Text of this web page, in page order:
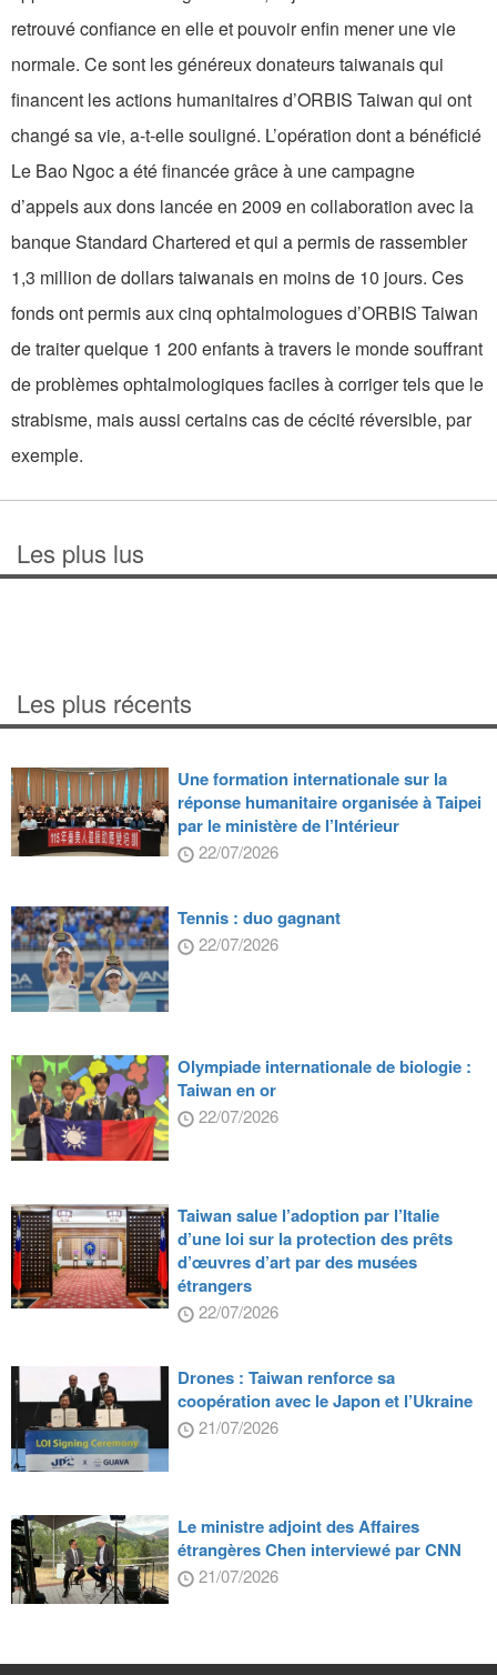
retrouvé confiance en elle et pouvoir enfin mener une vie
normale. Ce sont les généreux donateurs taiwanais qui
financent les actions humanitaires d’ORBIS Taiwan qui ont
changé sa vie, a-t-elle souligné. L’opération dont a bénéficié
Le Bao Ngoc a été financée grâce à une campagne
d’appels aux dons lancée en 2009 en collaboration avec la
banque Standard Chartered et qui a permis de rassembler
1,3 million de dollars taiwanais en moins de 10 jours. Ces
fonds ont permis aux cinq ophtalmologues d’ORBIS Taiwan
de traiter quelque 1 200 enfants à travers le monde souffrant
de problèmes ophtalmologiques faciles à corriger tels que le
strabisme, mais aussi certains cas de cécité réversible, par
exemple.
Les plus lus
Les plus récents
Une formation internationale sur la
réponse humanitaire organisée à Taipei
par le ministère de l’Intérieur
22/07/2026
Tennis : duo gagnant
22/07/2026
Olympiade internationale de biologie :
Taiwan en or
22/07/2026
Taiwan salue l’adoption par l’Italie
d’une loi sur la protection des prêts
d’œuvres d’art par des musées
étrangers
22/07/2026
Drones : Taiwan renforce sa
coopération avec le Japon et l’Ukraine
21/07/2026
Le ministre adjoint des Affaires
étrangères Chen interviewé par CNN
21/07/2026